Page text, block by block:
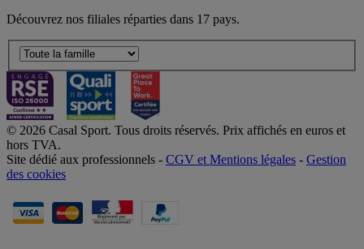
Découvrez nos filiales réparties dans 17 pays.
© 2026 Casal Sport. Tous droits réservés. Prix affichés en euros et
hors TVA.
Site dédié aux professionnels - CGV et Mentions légales - Gestion
des cookies